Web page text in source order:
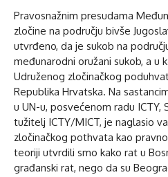
Pravosnažnim presudama
zločine na području bivše
utvrđeno, da je sukob na
međunarodni oružani sukob, a u
Udruženog zločinačkog
Republika Hrvatska. Na
u UN-u, posvećenom radu ICTY,
tužitelj ICTY/MICT, je naglasio
zločinačkog pothvata kao
teoriji utvrdili smo kako rat u
građanski rat, nego da su